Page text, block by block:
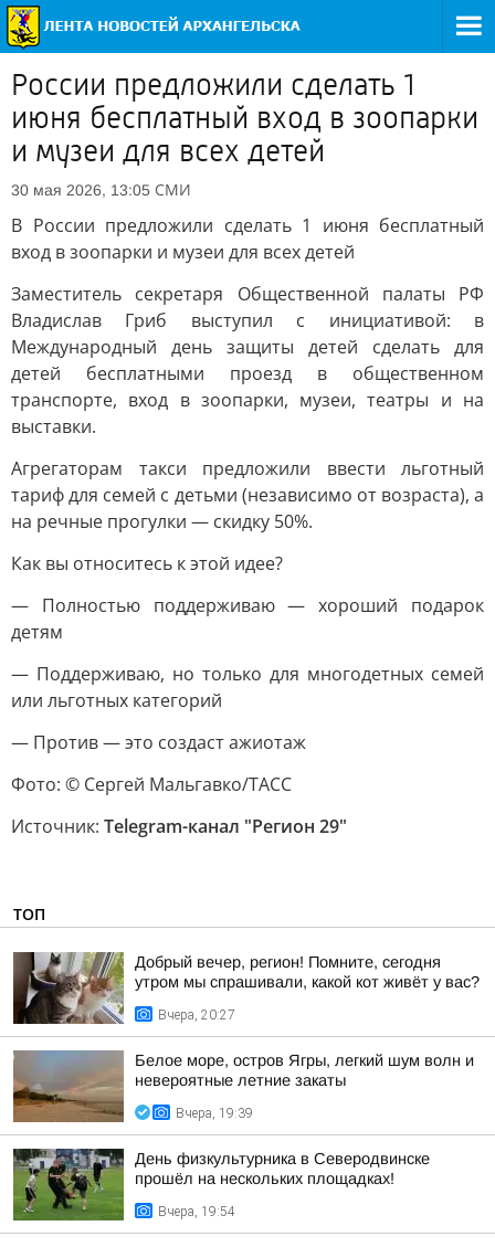
России предложили сделать 1
июня бесплатный вход в зоопарки
и музеи для всех детей
30 мая 2026, 13:05 СМИ
В России предложили сделать 1 июня бесплатный
вход в зоопарки и музеи для всех детей
Заместитель секретаря Общественной палаты РФ
Владислав Гриб выступил с инициативой: в
Международный день защиты детей сделать для
детей бесплатными проезд в общественном
транспорте, вход в зоопарки, музеи, театры и на
выставки.
Агрегаторам такси предложили ввести льготный
тариф для семей с детьми (независимо от возраста), а
на речные прогулки — скидку 50%.
Как вы относитесь к этой идее?
— Полностью поддерживаю — хороший подарок
детям
— Поддерживаю, но только для многодетных семей
или льготных категорий
— Против — это создаст ажиотаж
Фото: © Сергей Мальгавко/ТАСС
Источник: Telegram-канал "Регион 29"
ТОП
Добрый вечер, регион! Помните, сегодня
утром мы спрашивали, какой кот живёт у вас?
Вчера, 20:27
Белое море, остров Ягры, легкий шум волн и
невероятные летние закаты
Вчера, 19:39
День физкультурника в Северодвинске
прошёл на нескольких площадках!
Вчера, 19:54